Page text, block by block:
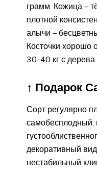
грамм. Кожица –
плотной
алычи –
Косточки хорошо
30-40 кг с дерева.
↑ Подарок
Сорт регулярно
самобесплодный,
декоративный
нестабильный